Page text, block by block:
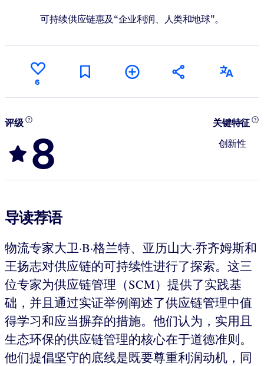
可持续供应链惠及“企业利润、人类和地球”。
6
评级
8
关键特征
创新性
导读荐语
物流专家大卫·B·格兰特、亚历山大·乔齐姆斯和
王扬志对供应链的可持续性进行了探索。这三
位专家为供应链管理（SCM）提供了实践基
础，并且通过实证举例阐述了供应链管理中值
得学习和应当摒弃的措施。他们认为，实用且
生态环保的供应链管理的核心在于道德准则。
他们提倡坚守的底线是既要尊重利润动机，同